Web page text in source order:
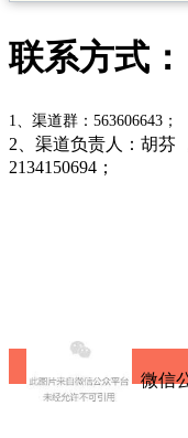
联系方式：
1、渠道群：563606643；
2、渠道负责人：胡芬
2134150694；
微信